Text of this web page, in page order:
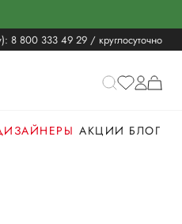
8 800 333 49 29 / круглосуточно
АКЦИИ БЛОГ